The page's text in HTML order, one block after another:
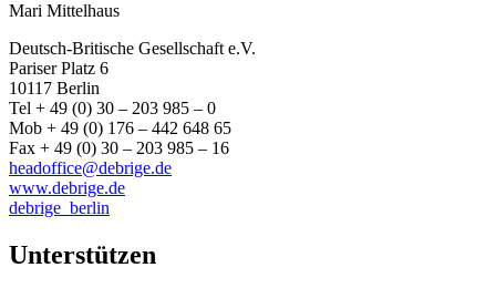
Mari Mittelhaus
Deutsch-Britische Gesellschaft e.V.
Pariser Platz 6
10117 Berlin
Tel + 49 (0) 30 – 203 985 – 0
Mob + 49 (0) 176 – 442 648 65
Fax + 49 (0) 30 – 203 985 – 16
headoffice@debrige.de
www.debrige.de
debrige_berlin
Unterstützen